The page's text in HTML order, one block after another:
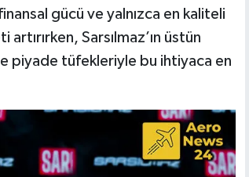
gücü ve yalnızca en kaliteli
Sarsılmaz’ın üstün
piyade tüfekleriyle bu ihtiyaca en